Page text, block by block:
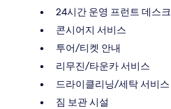
24시간 운영 프런트 데스크
콘시어지 서비스
투어/티켓 안내
리무진/타운카 서비스
드라이클리닝/세탁 서비스
짐 보관 시설